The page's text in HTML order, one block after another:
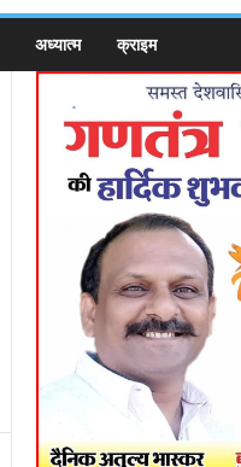
अध्यात्म क्राइम